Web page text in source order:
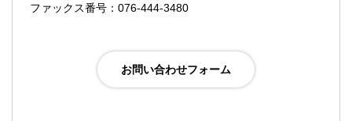
ファックス番号：076-444-3480